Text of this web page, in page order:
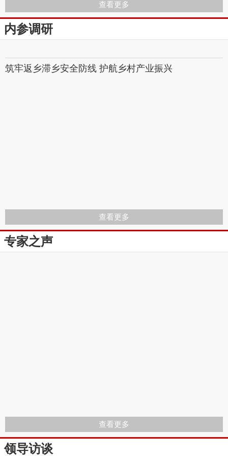
查看更多
内参调研
筑牢返乡滞乡安全防​线 护航乡村产业振兴
查看更多
专家之声
查看更多
领导访谈